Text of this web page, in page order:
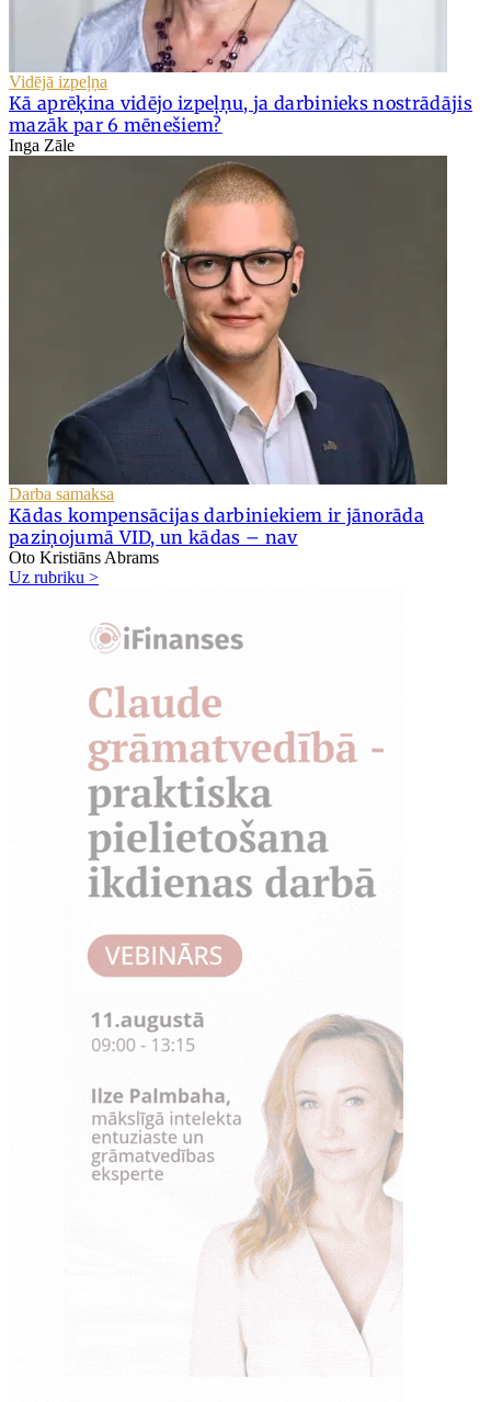
Vidējā izpeļņa
Kā aprēķina vidējo izpeļņu, ja darbinieks nostrādājis
mazāk par 6 mēnešiem?
Inga Zāle
Darba samaksa
Kādas kompensācijas darbiniekiem ir jānorāda
paziņojumā VID, un kādas – nav
Oto Kristiāns Abrams
Uz rubriku >